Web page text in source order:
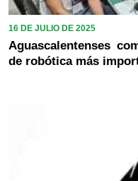
16 DE JULIO DE 2025
Aguascalentenses
de robótica más